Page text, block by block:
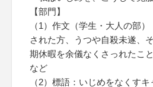
【部門】
（1）作文（学生・大人の部）
された方、うつや自殺未遂、
期休暇を余儀なくさっれたこ
など
（2）標語：いじめをなくす